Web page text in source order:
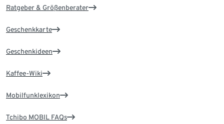
Ratgeber & Größenberater
Geschenkkarte
Geschenkideen
Kaffee-Wiki
Mobilfunklexikon
Tchibo MOBIL FAQs